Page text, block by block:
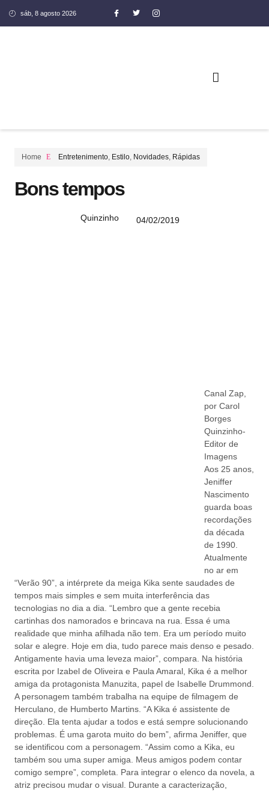
sáb, 8 agosto 2026
Home Entretenimento Estilo Novidades Rápidas
Bons tempos
Quinzinho 04/02/2019
Canal Zap,
por Carol
Borges
Quinzinho-
Editor de
Imagens
Aos 25 anos,
Jeniffer
Nascimento
guarda boas
recordações
da década
de 1990.
Atualmente
no ar em
“Verão 90”, a intérprete da meiga Kika sente saudades de
tempos mais simples e sem muita interferência das
tecnologias no dia a dia. “Lembro que a gente recebia
cartinhas dos namorados e brincava na rua. Essa é uma
realidade que minha afilhada não tem. Era um período muito
solar e alegre. Hoje em dia, tudo parece mais denso e pesado.
Antigamente havia uma leveza maior”, compara. Na história
escrita por Izabel de Oliveira e Paula Amaral, Kika é a melhor
amiga da protagonista Manuzita, papel de Isabelle Drummond.
A personagem também trabalha na equipe de filmagem de
Herculano, de Humberto Martins. “A Kika é assistente de
direção. Ela tenta ajudar a todos e está sempre solucionando
problemas. É uma garota muito do bem”, afirma Jeniffer, que
se identificou com a personagem. “Assim como a Kika, eu
também sou uma super amiga. Meus amigos podem contar
comigo sempre”, completa. Para integrar o elenco da novela, a
atriz precisou mudar o visual. Durante a caracterização,